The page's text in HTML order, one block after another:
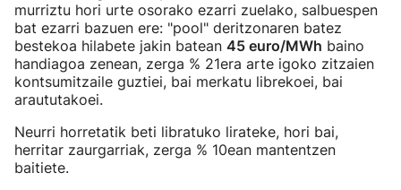
murriztu hori urte osorako ezarri zuelako, salbuespen
bat ezarri bazuen ere: "pool" deritzonaren batez
bestekoa hilabete jakin batean 45 euro/MWh baino
handiagoa zenean, zerga % 21era arte igoko zitzaien
kontsumitzaile guztiei, bai merkatu librekoei, bai
araututakoei.
Neurri horretatik beti libratuko lirateke, hori bai,
herritar zaurgarriak, zerga % 10ean mantentzen
baitiete.